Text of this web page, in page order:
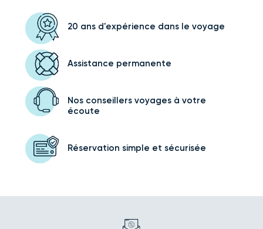
20 ans d'expérience dans le voyage
Assistance permanente
Nos conseillers voyagesà votre
écoute
Réservation simple et sécurisée